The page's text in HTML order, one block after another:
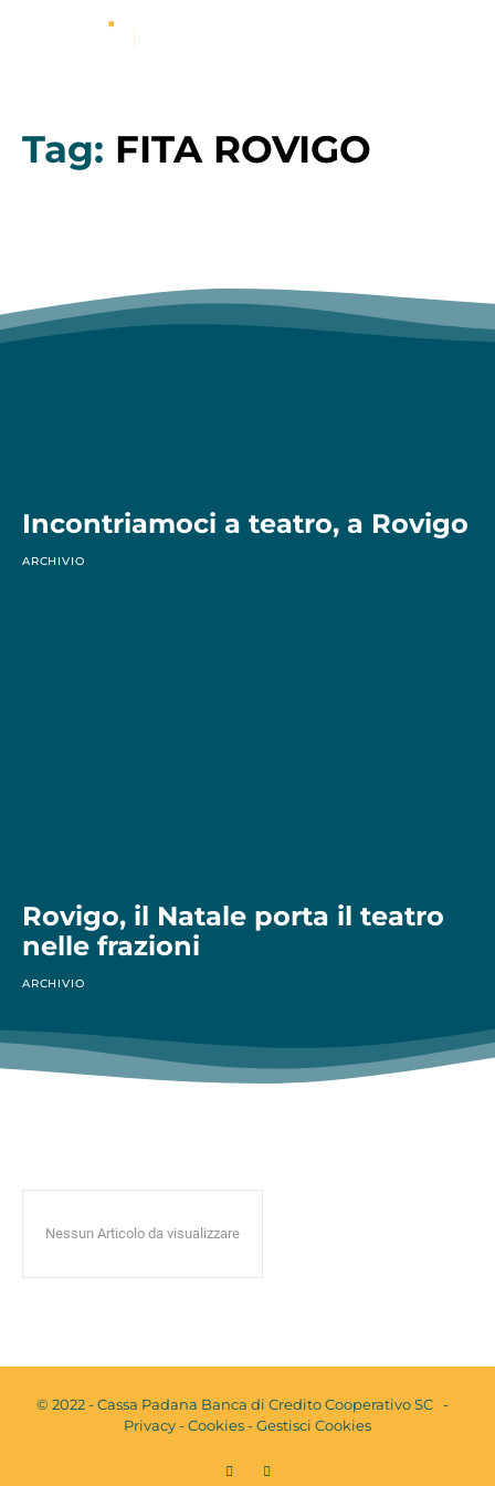
Tag: FITA ROVIGO
Incontriamoci a teatro, a Rovigo
ARCHIVIO
Rovigo, il Natale porta il teatro
nelle frazioni
ARCHIVIO
Nessun Articolo da visualizzare
© 2022 - Cassa Padana Banca di Credito Cooperativo SC -
Privacy-Cookies-Gestisci Cookies